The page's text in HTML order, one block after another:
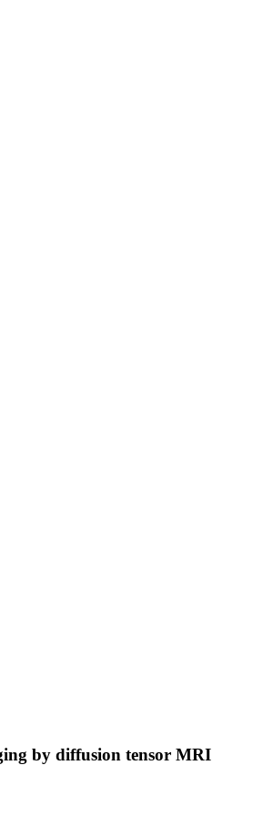
by diffusion tensor MRI